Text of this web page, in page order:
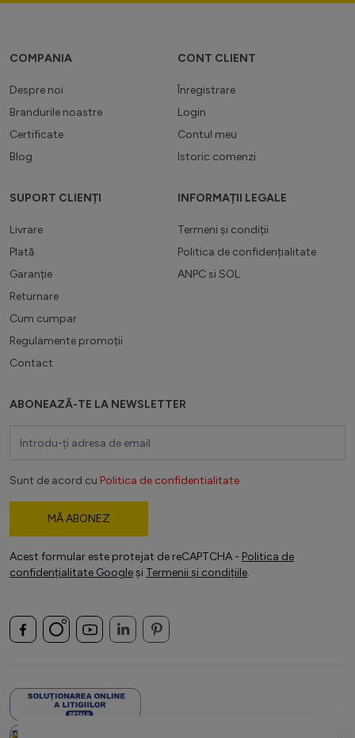
COMPANIA
Despre noi
Brandurile noastre
Certificate
Blog
CONT CLIENT
Înregistrare
Login
Contul meu
Istoric comenzi
SUPORT CLIENȚI
Livrare
Plată
Garanție
Returnare
Cum cumpar
Regulamente promoții
Contact
INFORMAȚII LEGALE
Termeni și condiții
Politica de confidențialitate
ANPC si SOL
ABONEAZĂ-TE LA NEWSLETTER
Sunt de acord cu Politica de confidentialitate
MĂ ABONEZ
Acest formular este protejat de reCAPTCHA - Politica de
confidențialitate Google și Termenii și condițiile.